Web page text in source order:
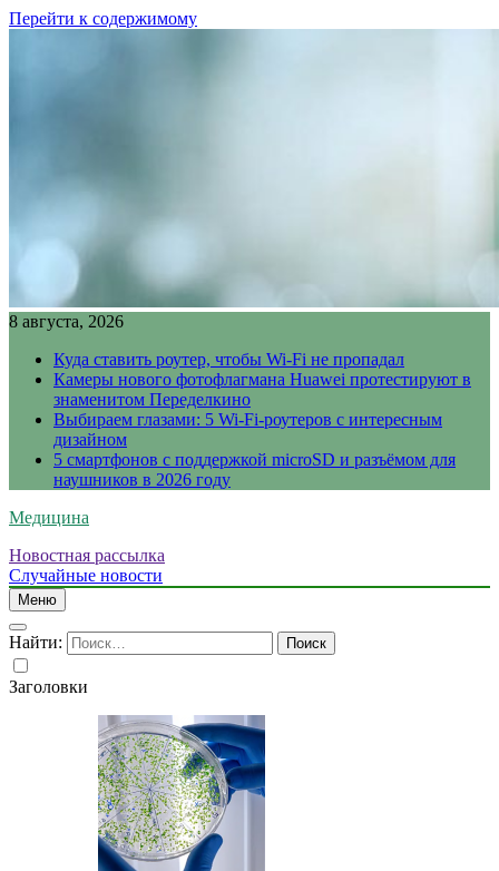
Перейти к содержимому
8 августа, 2026
Куда ставить роутер, чтобы Wi-Fi не пропадал
Камеры нового фотофлагмана Huawei протестируют в
знаменитом Переделкино
Выбираем глазами: 5 Wi-Fi-роутеров с интересным
дизайном
5 смартфонов с поддержкой microSD и разъёмом для
наушников в 2026 году
Медицина
Новостная рассылка
Случайные новости
Меню
Найти:
Заголовки